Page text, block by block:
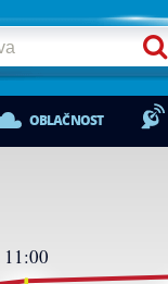
OBLAČNOST
11:00